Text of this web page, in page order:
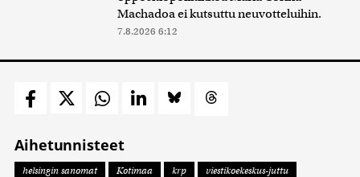
Machadoa ei kutsuttu neuvotteluihin.
7.8.2026 6:12
Aihetunnisteet
helsingin sanomat Kotimaa krp viestikoekeskus-juttu